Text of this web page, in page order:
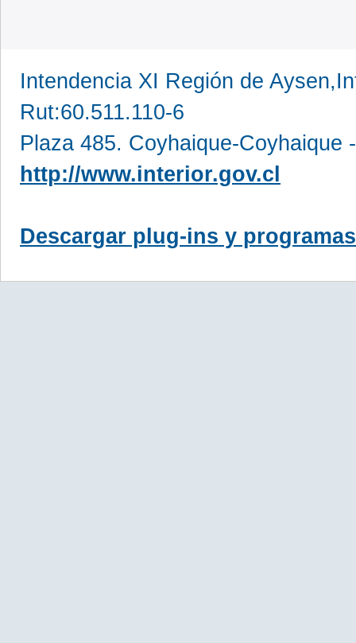
Intendencia XI Región de
Rut:60.511.110-6
Plaza 485. Coyhaique-Coyhaique
http://www.interior.gov.cl
Descargar plug-ins y